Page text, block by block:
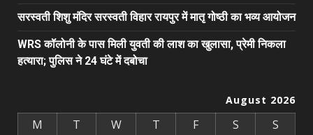
सरस्वती शिशु मंदिर सरस्वती विहार रायपुर में मातृ गोष्ठी का भव्य आयोजन
WRS कॉलोनी के पास मिली युवती की लाश का खुलासा, प्रेमी निकला
हत्यारा; पुलिस ने 24 घंटे में दबोचा
August 2026
M T W T F S
S